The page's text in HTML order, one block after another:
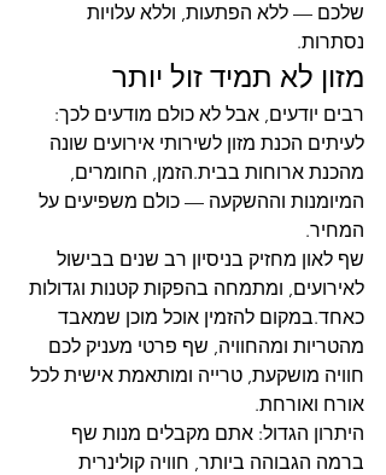
שלכם — ללא הפתעות, וללא עלויות
נסתרות.
מזון לא תמיד זול יותר
רבים יודעים, אבל לא כולם מודעים לכך:
לעיתים הכנת מזון לשירותי אירועים שונה
מהכנת ארוחות בבית.הזמן, החומרים,
המיומנות וההשקעה — כולם משפיעים על
המחיר.
שף לאון מחזיק בניסיון רב שנים בבישול
לאירועים, ומתמחה בהפקות קטנות וגדולות
כאחד.במקום להזמין אוכל מוכן שמאבד
מהטריות ומהחוויה, שף פרטי מעניק לכם
חוויה מושקעת, טרייה ומותאמת אישית לכל
אורח ואורחת.
היתרון הגדול: אתם מקבלים מנות שף
ברמה הגבוהה ביותר, חוויה קולינרית